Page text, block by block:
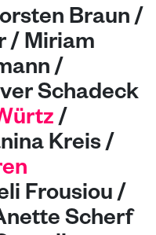
Braun /
/ Miriam
/
Schadeck
/
Kreis /
Frousiou /
Scherf